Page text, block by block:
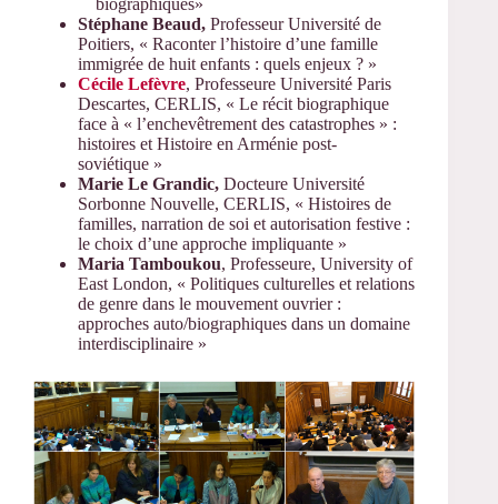
biographiques»
Stéphane Beaud, Professeur Université de
Poitiers, « Raconter l’histoire d’une famille
immigrée de huit enfants : quels enjeux ? »
Cécile Lefèvre, Professeure Université Paris
Descartes, CERLIS, « Le récit biographique
face à « l’enchevêtrement des catastrophes » :
histoires et Histoire en Arménie post-
soviétique »
Marie Le Grandic, Docteure Université
Sorbonne Nouvelle, CERLIS, « Histoires de
familles, narration de soi et autorisation festive :
le choix d’une approche impliquante »
Maria Tamboukou, Professeure, University of
East London, « Politiques culturelles et relations
de genre dans le mouvement ouvrier :
approches auto/biographiques dans un domaine
interdisciplinaire »